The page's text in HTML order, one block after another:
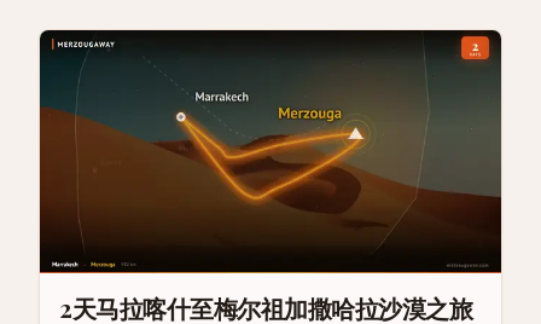
2天马拉喀什至梅尔祖加撒哈拉沙漠之旅